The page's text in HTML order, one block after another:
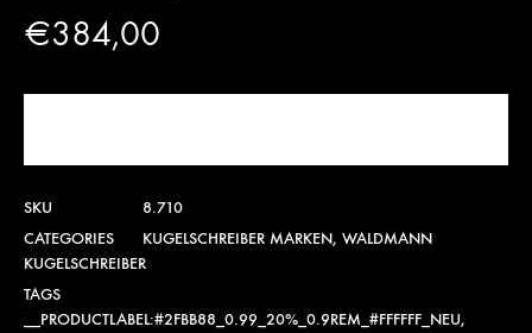
€384,00
SKU
8.710
CATEGORIES
KUGELSCHREIBER MARKEN, WALDMANN
KUGELSCHREIBER
TAGS
__PRODUCTLABEL:#2FBB88_0.99_20%_0.9REM_#FFFFFF_NEU,